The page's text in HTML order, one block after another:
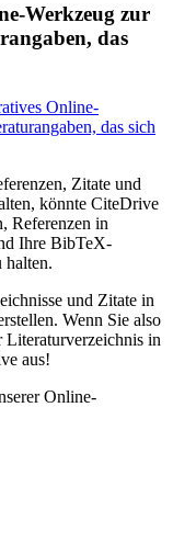
Werkzeug zur
das
Online-
das sich
Zitate und
könnte CiteDrive
Referenzen in
Ihre BibTeX-
halten.
und Zitate in
Wenn Sie also
Literaturverzeichnis in
aus!
Online-